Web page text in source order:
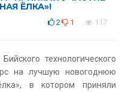
ЁЛКА»!
2 1 117
технологического
на лучшую новогоднюю
в котором приняли